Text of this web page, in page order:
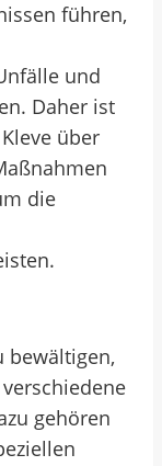
führen,
und
Daher ist
über
die
bewältigen,
gehören